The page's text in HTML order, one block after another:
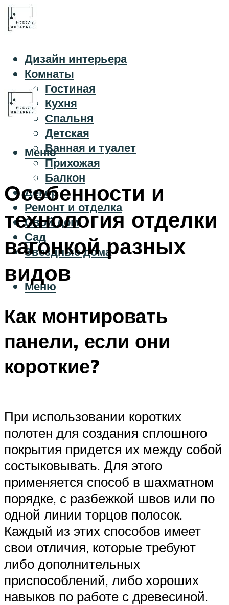
Дизайн интерьера
Комнаты
Гостиная
Кухня
Спальня
Детская
Ванная и туалет
Прихожая
Балкон
Декор
Ремонт и отделка
Свой дом
Сад
Звездные дома
Меню
Меню
Особенности и
технология отделки
вагонкой разных
видов
Как монтировать
панели, если они
короткие?
При использовании коротких
полотен для создания сплошного
покрытия придется их между собой
состыковывать. Для этого
применяется способ в шахматном
порядке, с разбежкой швов или по
одной линии торцов полосок.
Каждый из этих способов имеет
свои отличия, которые требуют
либо дополнительных
приспособлений, либо хороших
навыков по работе с древесиной.